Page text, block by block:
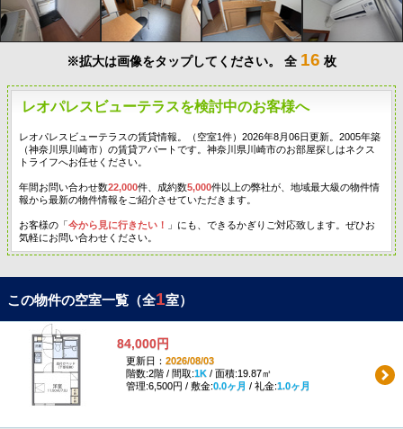
※拡大は画像をタップしてください。 全 16 枚
レオパレスビューテラスを検討中のお客様へ
レオパレスビューテラスの賃貸情報。（空室1件）2026年8月06日更新。2005年築
（神奈川県川崎市）の賃貸アパートです。神奈川県川崎市のお部屋探しはネクス
トライフへお任せください。
年間お問い合わせ数22,000件、成約数5,000件以上の弊社が、地域最大級の物件情
報から最新の物件情報をご紹介させていただきます。
お客様の「今から見に行きたい！
」にも、できるかぎりご対応致します。ぜひお
気軽にお問い合わせください。
この物件の空室一覧（全1室）
84,000円
更新日： 2026/08/03
階数:2階 / 間取:1K/ 面積:19.87㎡
管理:6,500円 / 敷金:0.0ヶ月 / 礼金:1.0ヶ月